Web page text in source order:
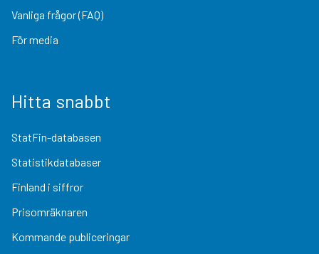
Vanliga frågor (FAQ)
För media
Hitta snabbt
StatFin-databasen
Statistikdatabaser
Finland i siffror
Prisomräknaren
Kommande publiceringar